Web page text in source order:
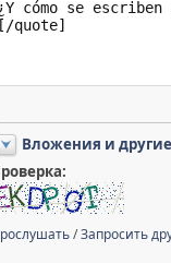
Вложения и
/Запросить